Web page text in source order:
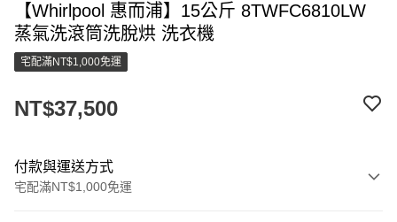
【Whirlpool 惠而浦】15公斤 8TWFC6810LW
蒸氣洗滾筒洗脫烘 洗衣機
宅配滿NT$1,000免運
NT$37,500
付款與運送方式
宅配滿NT$1,000免運